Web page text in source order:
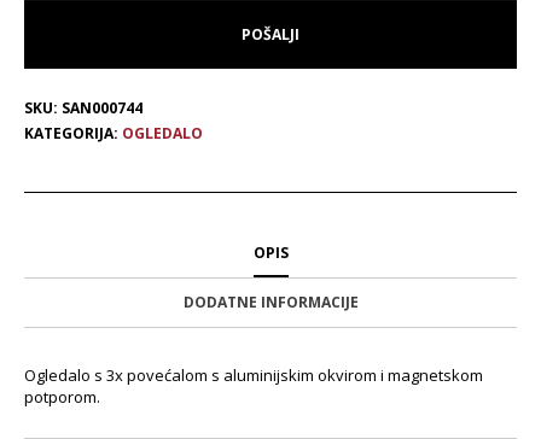
SKU: SAN000744
KATEGORIJA: OGLEDALO
OPIS
DODATNE INFORMACIJE
Ogledalo s 3x povećalom s aluminijskim okvirom i magnetskom
potporom.